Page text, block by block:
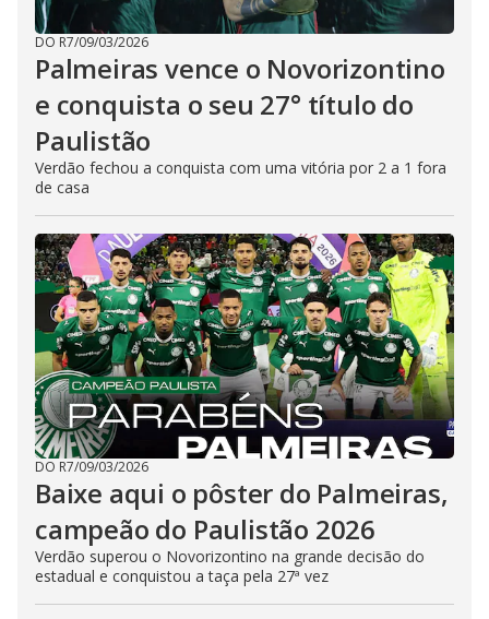
DO R7/09/03/2026
Palmeiras vence o Novorizontino
e conquista o seu 27° título do
Paulistão
Verdão fechou a conquista com uma vitória por 2 a 1 fora
de casa
DO R7/09/03/2026
Baixe aqui o pôster do Palmeiras,
campeão do Paulistão 2026
Verdão superou o Novorizontino na grande decisão do
estadual e conquistou a taça pela 27ª vez